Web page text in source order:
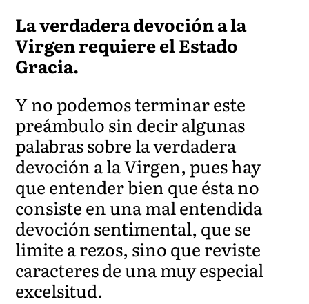
La verdadera devoción a la
Virgen requiere el Estado
Gracia.
Y no podemos terminar este
preámbulo sin decir algunas
palabras sobre la verdadera
devoción a la Virgen, pues hay
que entender bien que ésta no
consiste en una mal entendida
devoción sentimental, que se
limite a rezos, sino que reviste
caracteres de una muy especial
excelsitud.